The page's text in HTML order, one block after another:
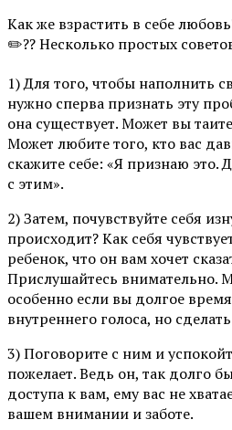
Как же взрастить в себе
✏️?? Несколько простых
1) Для того, чтобы наполнить
нужно сперва признать эту
она существует. Может вы
Может любите того, кто вас
скажите себе: «Я признаю это.
с этим».
2) Затем, почувствуйте себя
происходит? Как себя
ребенок, что он вам хочет
Прислушайтесь внимательно.
особенно если вы долгое
внутреннего голоса, но
3) Поговорите с ним и
пожелает. Ведь он, так долго
доступа к вам, ему вас не
вашем внимании и заботе.